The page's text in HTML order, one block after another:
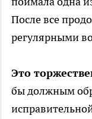
После все
регулярными
Это
бы должным